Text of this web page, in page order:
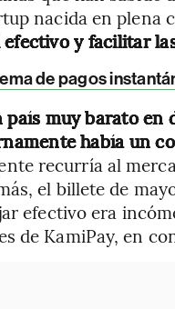
nacida en
y facilitar
de pagos
muy barato
había un
recurría al
el billete de
efectivo era
de KamiPay, en